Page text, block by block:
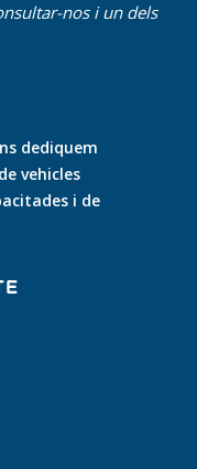
nos i un dels
dediquem
vehicles
i de